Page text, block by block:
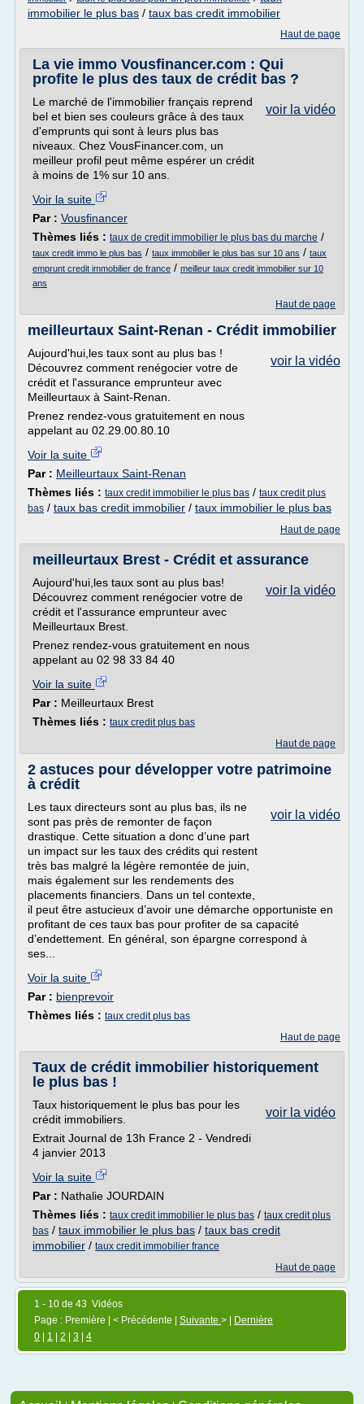
immobilier le plus bas / taux bas credit immobilier
Haut de page
La vie immo Vousfinancer.com : Qui
profite le plus des taux de crédit bas ?
voir la vidéo
Le marché de l'immobilier français reprend
bel et bien ses couleurs grâce à des taux
d'emprunts qui sont à leurs plus bas
niveaux. Chez VousFinancer.com, un
meilleur profil peut même espérer un crédit
à moins de 1% sur 10 ans.
Voir la suite
Par : Vousfinancer
Thèmes liés : taux de credit immobilier le plus bas du marche /
taux credit immo le plus bas / taux immobilier le plus bas sur 10 ans / taux
emprunt credit immobilier de france / meilleur taux credit immobilier sur 10
ans
Haut de page
meilleurtaux Saint-Renan - Crédit immobilier
voir la vidéo
Aujourd'hui,les taux sont au plus bas !
Découvrez comment renégocier votre de
crédit et l'assurance emprunteur avec
Meilleurtaux à Saint-Renan.
Prenez rendez-vous gratuitement en nous
appelant au 02.29.00.80.10
Voir la suite
Par : Meilleurtaux Saint-Renan
Thèmes liés : taux credit immobilier le plus bas / taux credit plus
bas / taux bas credit immobilier / taux immobilier le plus bas
Haut de page
meilleurtaux Brest - Crédit et assurance
voir la vidéo
Aujourd'hui,les taux sont au plus bas!
Découvrez comment renégocier votre de
crédit et l'assurance emprunteur avec
Meilleurtaux Brest.
Prenez rendez-vous gratuitement en nous
appelant au 02 98 33 84 40
Voir la suite
Par : Meilleurtaux Brest
Thèmes liés : taux credit plus bas
Haut de page
2 astuces pour développer votre patrimoine
à crédit
voir la vidéo
Les taux directeurs sont au plus bas, ils ne
sont pas près de remonter de façon
drastique. Cette situation a donc d’une part
un impact sur les taux des crédits qui restent
très bas malgré la légère remontée de juin,
mais également sur les rendements des
placements financiers. Dans un tel contexte,
il peut être astucieux d’avoir une démarche opportuniste en
profitant de ces taux bas pour profiter de sa capacité
d’endettement. En général, son épargne correspond à
ses...
Voir la suite
Par : bienprevoir
Thèmes liés : taux credit plus bas
Haut de page
Taux de crédit immobilier historiquement
le plus bas !
voir la vidéo
Taux historiquement le plus bas pour les
crédit immobiliers.
Extrait Journal de 13h France 2 - Vendredi
4 janvier 2013
Voir la suite
Par : Nathalie JOURDAIN
Thèmes liés : taux credit immobilier le plus bas / taux credit plus
bas / taux immobilier le plus bas / taux bas credit
immobilier / taux credit immobilier france
Haut de page
1 - 10 de 43 Vidéos
Page : Première | < Précédente | Suivante > |
Dernière
0
1 2 3 4